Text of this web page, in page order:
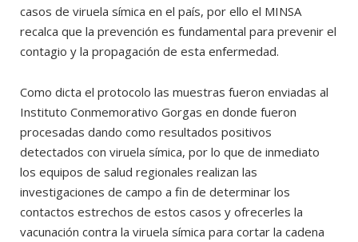
casos de viruela símica en el país, por ello el MINSA
recalca que la prevención es fundamental para prevenir el
contagio y la propagación de esta enfermedad.
Como dicta el protocolo las muestras fueron enviadas al
Instituto Conmemorativo Gorgas en donde fueron
procesadas dando como resultados positivos
detectados con viruela símica, por lo que de inmediato
los equipos de salud regionales realizan las
investigaciones de campo a fin de determinar los
contactos estrechos de estos casos y ofrecerles la
vacunación contra la viruela símica para cortar la cadena